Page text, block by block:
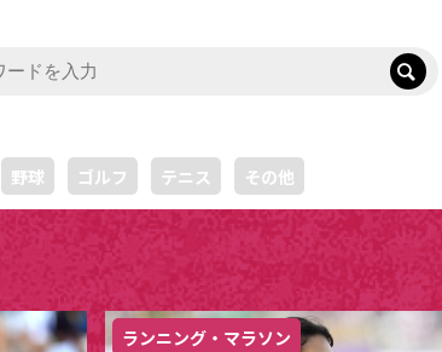
野球 ゴルフ テニス その他
ランニング・マラソン